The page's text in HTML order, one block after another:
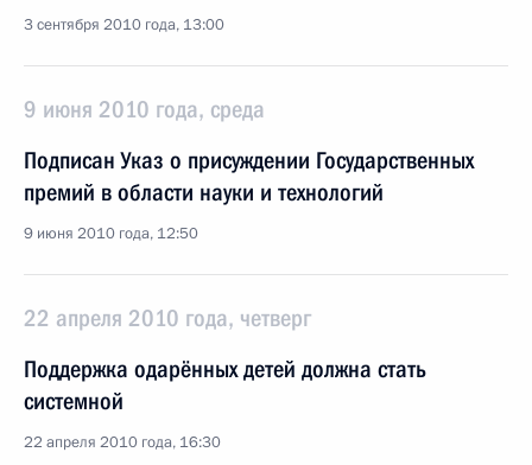
3 сентября 2010 года, 13:00
9 июня 2010 года, среда
Подписан Указ о присуждении Государственных
премий в области науки и технологий
9 июня 2010 года, 12:50
22 апреля 2010 года, четверг
Поддержка одарённых детей должна стать
системной
22 апреля 2010 года, 16:30